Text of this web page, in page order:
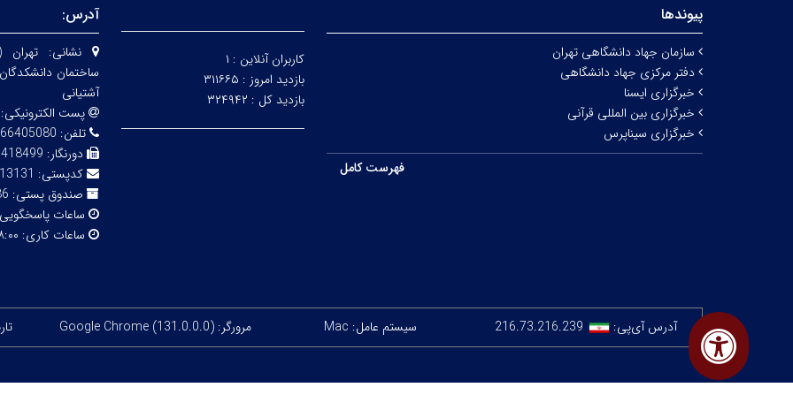
پیوندها
سازمان جهاد دانشگاهی تهران
دفتر مرکزی جهاد دانشگاهی
خبرگزاری ایسنا
خبرگزاری بین المللی قرآنی
خبرگزاری سیناپرس
فهرست کامل
کاربران آنلاین : ۱
بازدید امروز : ۳۱۱۶۶۵
بازدید کل : ۳۲۴۹۴۲
آدرس:
نشانی:
ساختمان
آشتیانی
پست
تلفن: - 02166418499
دورنگار:
کدپستی:
صندوق پستی:
ساعات
ساعات کاری: ۸:۰۰ الی
آدرس آی‌پی: 216.73.216.239 سیستم عامل: Mac مرورگر: Google Chrome (131.0.0.0)